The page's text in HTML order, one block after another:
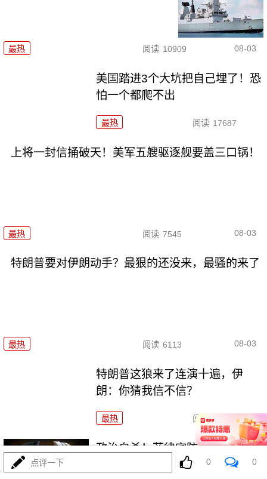
最热 阅读 10909 08-03
美国踏进3个大坑把自己埋了！恐
怕一个都爬不出
最热 阅读 17687
上将一封信捅破天！美军五艘驱逐舰要盖三口锅！
最热 阅读 7545 08-03
特朗普要对伊朗动手？最狠的还没来，最骚的来了
最热 阅读 6113 08-03
特朗普这狼来了连演十遍，伊
朗：你猜我信不信？
最热 阅读 5353
政治自杀！菲律宾防长，你这是
在给菲律宾掘墓！
点评一下 0 0